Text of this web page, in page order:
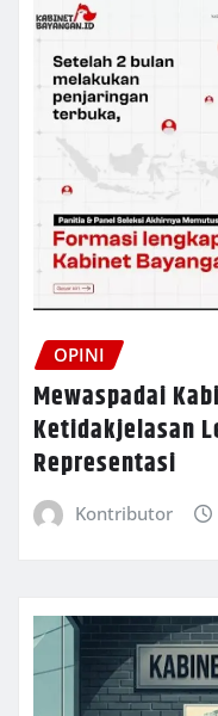
OPINI
Mewaspadai
Ketidakjelasan
Representasi
Kontributor